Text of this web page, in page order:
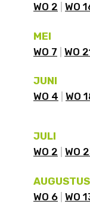
WO 2
WO
MEI
WO 7
WO
JUNI
WO 4
WO
JULI
WO 2
WO
AUGUSTUS
WO 6 WO